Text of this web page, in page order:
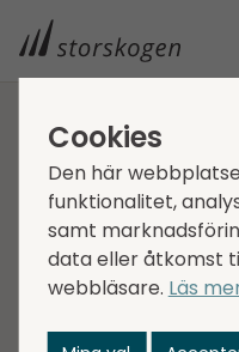
STORSKOGEN
STORSKOGENS
Cookies
Den här
funktionalitet,
samt
data eller åtkomst
webbläsare. Läs